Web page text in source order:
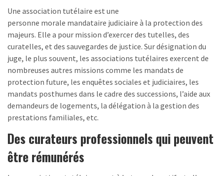
Une association tutélaire est une
personne morale mandataire judiciaire à la protection des
majeurs. Elle a pour mission d’exercer des tutelles, des
curatelles, et des sauvegardes de justice. Sur désignation du
juge, le plus souvent, les associations tutélaires exercent de
nombreuses autres missions comme les mandats de
protection future, les enquêtes sociales et judiciaires, les
mandats posthumes dans le cadre des successions, l’aide aux
demandeurs de logements, la délégation à la gestion des
prestations familiales, etc.
Des curateurs professionnels qui peuvent
être rémunérés